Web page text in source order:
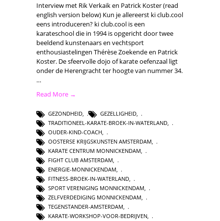
Interview met Rik Verkaik en Patrick Koster (read
english version below) Kun je allereerst ki club.cool
eens introduceren? ki club.cool is een
karateschool die in 1994 is opgericht door twee
beeldend kunstenaars en vechtsport
enthousiastelingen Thérèse Zoekende en Patrick
Koster. De sfeervolle dojo of karate oefenzaal ligt
onder de Herengracht ter hoogte van nummer 34.
…
Read More →
GEZONDHEID GEZELLIGHEID
TRADITIONEEL-KARATE-BROEK-IN-WATERLAND
OUDER-KIND-COACH
OOSTERSE KRIJGSKUNSTEN AMSTERDAM
KARATE CENTRUM MONNICKENDAM
FIGHT CLUB AMSTERDAM
ENERGIE-MONNICKENDAM
FITNESS-BROEK-IN-WATERLAND,
SPORT VERENIGING MONNICKENDAM,
ZELFVERDEDIGING MONNICKENDAM,
TEGENSTANDER-AMSTERDAM,
KARATE-WORKSHOP-VOOR-BEDRIJVEN,